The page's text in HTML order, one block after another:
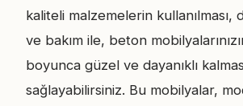
kaliteli malzemelerin kullanılması,
ve bakım ile, beton
boyunca güzel ve dayanıklı
sağlayabilirsiniz. Bu mobilyalar,